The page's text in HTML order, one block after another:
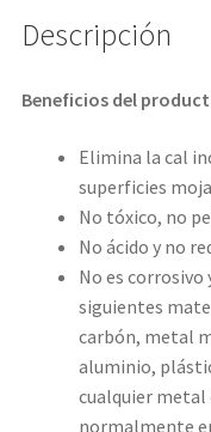
Descripción
Beneficios del
Elimina la cal
superficies
No tóxico, no
No ácido y no
No es
siguientes
carbón, metal
aluminio,
cualquier metal
normalmente